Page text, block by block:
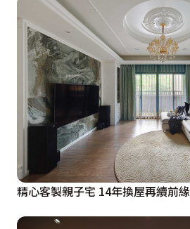
精心客製親子宅 14年換屋再續前緣